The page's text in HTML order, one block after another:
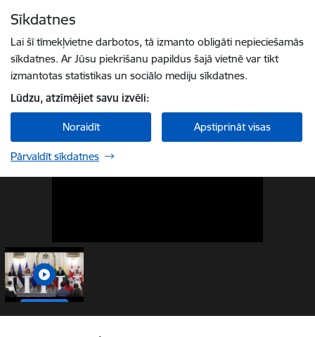
Sīkdatnes
Lai šī tīmekļvietne darbotos, tā izmanto obligāti nepieciešamās
sīkdatnes. Ar Jūsu piekrišanu papildus šajā vietnē var tikt
izmantotas statistikas un sociālo mediju sīkdatnes.
Lūdzu, atzīmējiet savu izvēli:
Noraidīt Apstiprināt visas
Pārvaldīt sīkdatnes
1 / 1